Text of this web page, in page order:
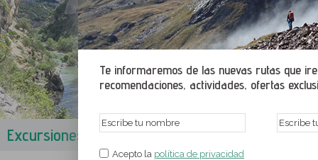
Te informaremos de las nuevas rutas que
recomendaciones, actividades, ofertas
Acepto la política de privacidad
Excursiones en la Cuenca de Aoiz-Lumbier